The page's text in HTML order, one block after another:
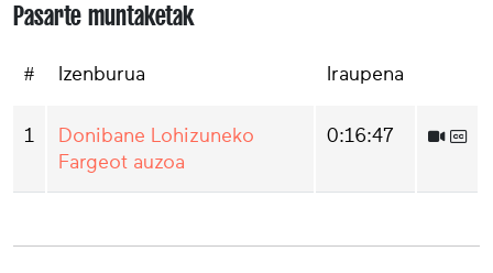
Pasarte muntaketak
# Izenburua Iraupena
1
Donibane Lohizuneko
Fargeot auzoa
0:16:47